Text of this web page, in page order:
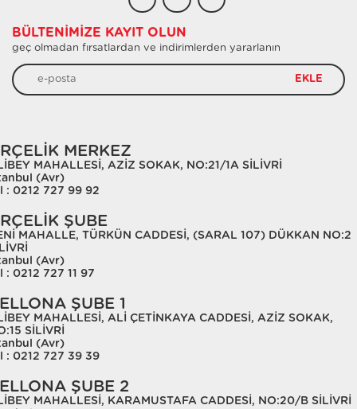
BÜLTENIMIZE KAYIT OLUN
geç olmadan fırsatlardan ve indirimlerden yararlanın
EKLE
MERKEZ
MAHALLESİ, AZİZ SOKAK, NO:21/1A SİLİVRİ
(Avr)
: 0212 727 99 92
ŞUBE
MAHALLE, TÜRKÜN CADDESİ, (SARAL 107) DÜKKAN NO:2
(Avr)
: 0212 727 11 97
ŞUBE 1
MAHALLESİ, ALİ ÇETİNKAYA CADDESİ, AZİZ SOKAK,
SİLİVRİ
(Avr)
: 0212 727 39 39
ŞUBE 2
MAHALLESİ, KARAMUSTAFA CADDESİ, NO:20/B SİLİVRİ